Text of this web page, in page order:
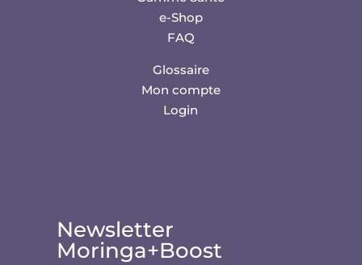
e-Shop
FAQ
Glossaire
Mon compte
Login
Newsletter
Moringa+Boost